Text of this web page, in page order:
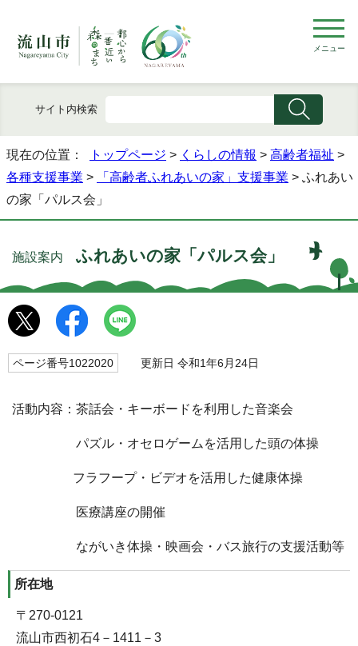
メニュー
サイト内検索
現在の位置： トップページ > くらしの情報 > 高齢者福祉 >
各種支援事業 > 「高齢者ふれあいの家」支援事業 > ふれあい
の家「パルス会」
施設案内 ふれあいの家「パルス会」
ページ番号1022020 更新日 令和1年6月24日
活動内容：茶話会・キーボードを利用した音楽会
パズル・オセロゲームを活用した頭の体操
フラフープ・ビデオを活用した健康体操
医療講座の開催
ながいき体操・映画会・バス旅行の支援活動等
所在地
〒270-0121
流山市西初石4－1411－3